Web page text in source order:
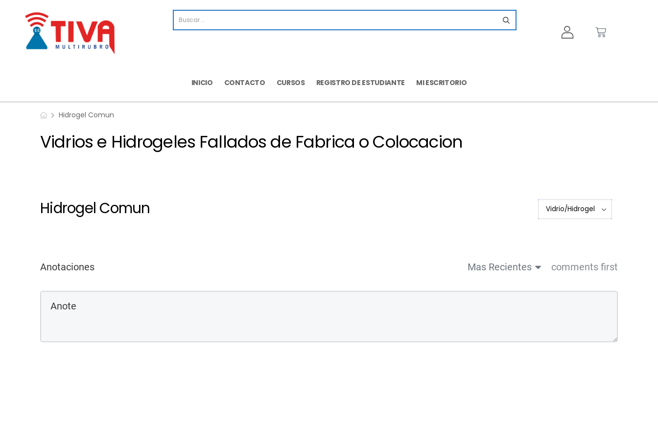
INICIO CONTACTO CURSOS REGISTRO DE ESTUDIANTE MI ESCRITORIO
Hidrogel Comun
Vidrios e Hidrogeles Fallados de Fabrica o Colocacion
Hidrogel Comun
Anotaciones Mas Recientes comments first